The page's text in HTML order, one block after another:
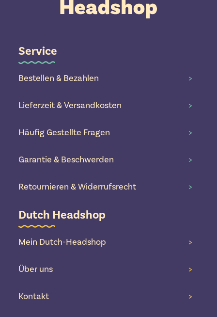
Service
Bestellen & Bezahlen >
Lieferzeit & Versandkosten >
Häufig Gestellte Fragen >
Garantie & Beschwerden >
Retournieren & Widerrufsrecht >
Dutch Headshop
Mein Dutch-Headshop >
Über uns >
Kontakt >